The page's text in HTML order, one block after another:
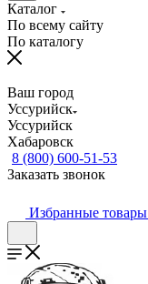
Каталог
По всему сайту
По каталогу
Ваш город
Уссурийск
Уссурийск
Хабаровск
8 (800) 600-51-53
Заказать звонок
Избранные товары